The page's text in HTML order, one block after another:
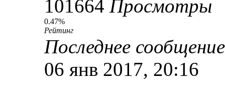
101664 Просмотры
0.47%
Рейтинг
Последнее
06 янв 2017, 20:16